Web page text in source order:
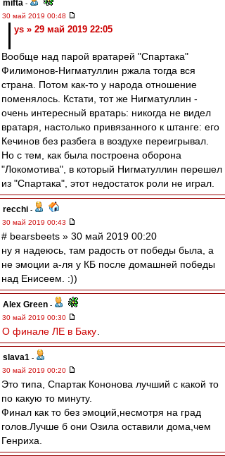
mifta -
30 май 2019 00:48
ys » 29 май 2019 22:05
Вообще над парой вратарей "Спартака"
Филимонов-Нигматуллин ржала тогда вся
страна. Потом как-то у народа отношение
поменялось. Кстати, тот же Нигматуллин -
очень интересный вратарь: никогда не видел
вратаря, настолько привязанного к штанге: его
Кечинов без разбега в воздухе переигрывал.
Но с тем, как была построена оборона
"Локомотива", в который Нигматуллин перешел
из "Спартака", этот недостаток роли не играл.
recchi -
30 май 2019 00:43
# bearsbeets » 30 май 2019 00:20
ну я надеюсь, там радость от победы была, а
не эмоции а-ля у КБ после домашней победы
над Енисеем. :))
Alex Green -
30 май 2019 00:30
О финале ЛЕ в Баку
slava1 -
30 май 2019 00:20
Это типа, Спартак Кононова лучший с какой то
по какую то минуту.
Финал как то без эмоций,несмотря на град
голов.Лучше б они Озила оставили дома,чем
Генриха.